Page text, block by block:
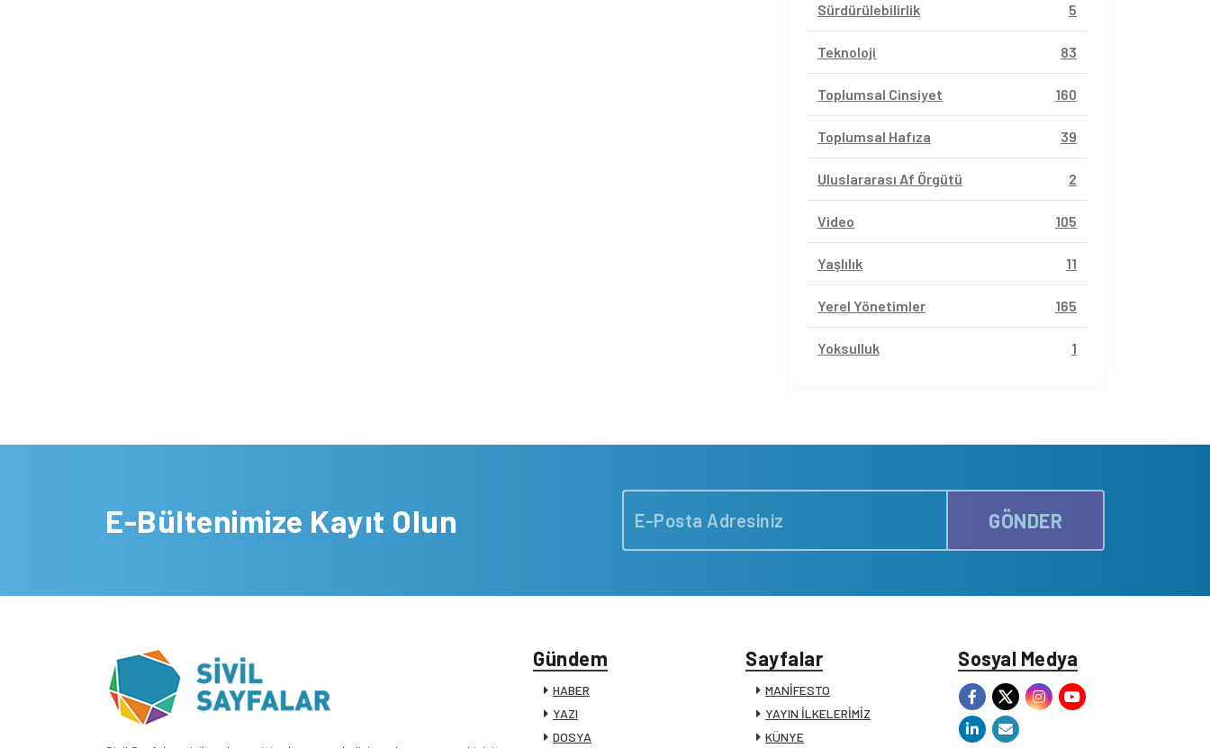
Sürdürülebilirlik 5
Teknoloji 83
Toplumsal Cinsiyet 160
Toplumsal Hafıza 39
Uluslararası Af Örgütü 2
Video 105
Yaşlılık 11
Yerel Yönetimler 165
Yoksulluk 1
E-Bültenimize Kayıt Olun GÖNDER
Gündem
HABER
YAZI
DOSYA
Sayfalar
MANİFESTO
YAYIN İLKELERİMİZ
KÜNYE
Sosyal Medya